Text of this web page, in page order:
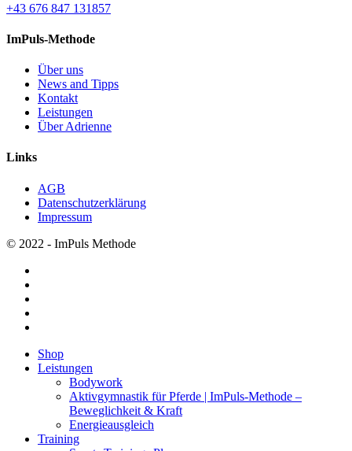
+43 676 847 131857
ImPuls-Methode
Über uns
News and Tipps
Kontakt
Leistungen
Über Adrienne
Links
AGB
Datenschutzerklärung
Impressum
© 2022 - ImPuls Methode
Menü
schließen
Shop
Leistungen
Bodywork
Aktivgymnastik für Pferde | ImPuls‑Methode –
Beweglichkeit & Kraft
Energieausgleich
Training